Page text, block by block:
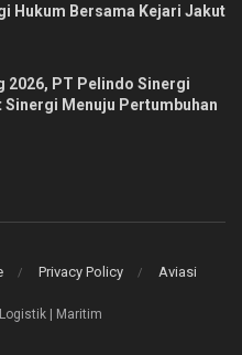
Hukum Bersama Kejari Jakut
2026, PT Pelindo Sinergi
Sinergi Menuju Pertumbuhan
Privacy Policy Aviasi
| Maritim